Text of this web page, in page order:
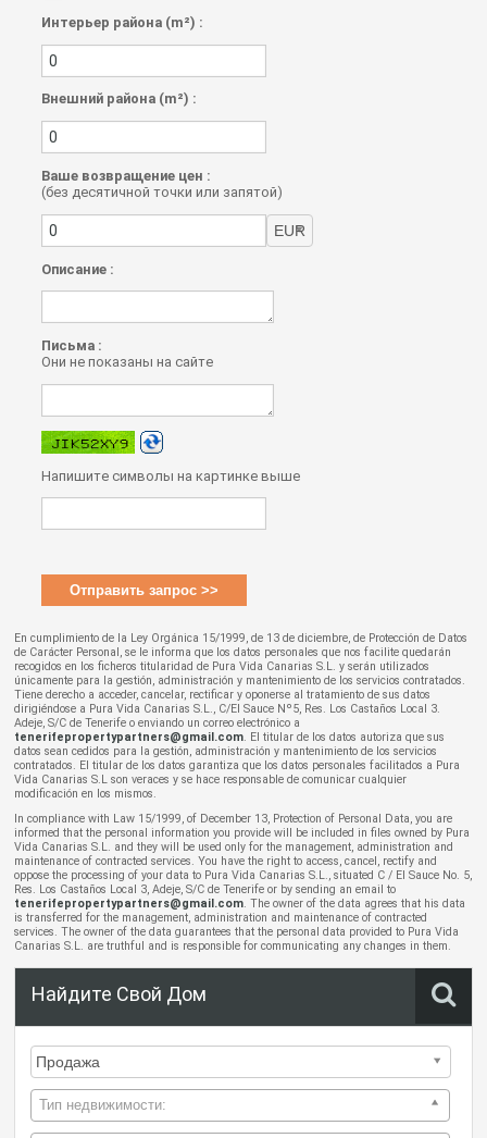
Интерьер района (m²) :
Внешний района (m²) :
Ваше возвращение цен :
(без десятичной точки или запятой)
Описание :
Письма :
Они не показаны на сайте
Напишите символы на картинке выше
En cumplimiento de la Ley Orgánica 15/1999, de 13 de diciembre, de Protección de Datos
de Carácter Personal, se le informa que los datos personales que nos facilite quedarán
recogidos en los ficheros titularidad de Pura Vida Canarias S.L. y serán utilizados
únicamente para la gestión, administración y mantenimiento de los servicios contratados.
Tiene derecho a acceder, cancelar, rectificar y oponerse al tratamiento de sus datos
dirigiéndose a Pura Vida Canarias S.L., C/El Sauce Nº5, Res. Los Castaños Local 3.
Adeje, S/C de Tenerife o enviando un correo electrónico a
tenerifepropertypartners@gmail.com. El titular de los datos autoriza que sus
datos sean cedidos para la gestión, administración y mantenimiento de los servicios
contratados. El titular de los datos garantiza que los datos personales facilitados a Pura
Vida Canarias S.L son veraces y se hace responsable de comunicar cualquier
modificación en los mismos.
In compliance with Law 15/1999, of December 13, Protection of Personal Data, you are
informed that the personal information you provide will be included in files owned by Pura
Vida Canarias S.L. and they will be used only for the management, administration and
maintenance of contracted services. You have the right to access, cancel, rectify and
oppose the processing of your data to Pura Vida Canarias S.L., situated C / El Sauce No. 5,
Res. Los Castaños Local 3, Adeje, S/C de Tenerife or by sending an email to
tenerifepropertypartners@gmail.com. The owner of the data agrees that his data
is transferred for the management, administration and maintenance of contracted
services. The owner of the data guarantees that the personal data provided to Pura Vida
Canarias S.L. are truthful and is responsible for communicating any changes in them.
Найдите Свой Дом
Тип недвижимости: